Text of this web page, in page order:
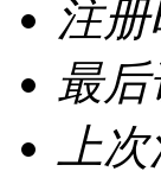
注
最
上